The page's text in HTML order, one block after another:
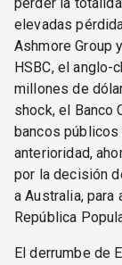
elevadas
Ashmore Group
HSBC, el anglo-
millones de
shock, el Banco
bancos
anterioridad,
por la decisión
a Australia,
República
El derrumbe de